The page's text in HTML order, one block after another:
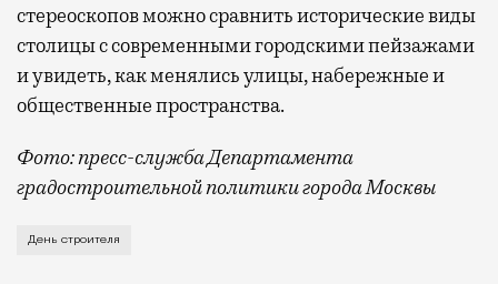
стереоскопов можно сравнить исторические виды
столицы с современными городскими пейзажами
и увидеть, как менялись улицы, набережные и
общественные пространства.
Фото: пресс-служба Департамента
градостроительной политики города Москвы
В этом году профессиональный праздник День
День строителя